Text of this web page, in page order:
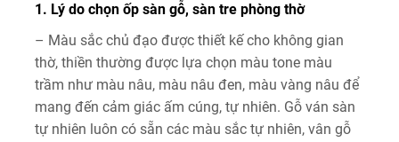
1. Lý do chọn ốp sàn gỗ, sàn tre phòng thờ
– Màu sắc chủ đạo được thiết kế cho không gian
thờ, thiền thường được lựa chọn màu tone màu
trầm như màu nâu, màu nâu đen, màu vàng nâu để
mang đến cảm giác ấm cúng, tự nhiên. Gỗ ván sàn
tự nhiên luôn có sẵn các màu sắc tự nhiên, vân gỗ